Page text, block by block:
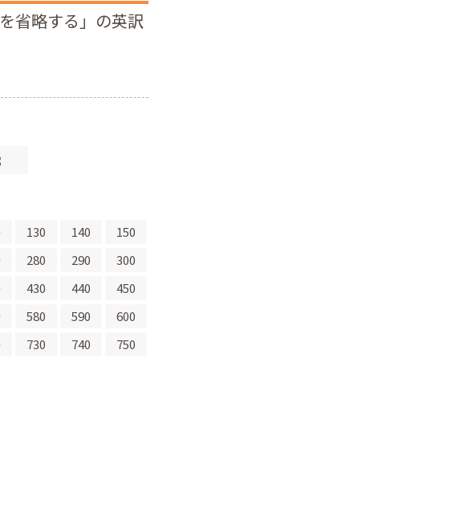
省略する」の英訳
130 140
150
280 290
300
430 440
450
580 590
600
730 740
750